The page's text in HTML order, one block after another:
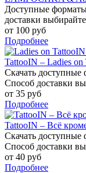
Доступные
доставки
от 100 руб
Подробнее
TattooIN – Ladies
Скачать
Способ доставки
от 35 руб
Подробнее
TattooIN – Всё
Скачать
Способ доставки
от 40 руб
Подробнее